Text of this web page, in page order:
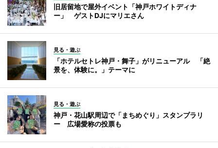
旧居留地で屋外イベント「神戸ホワイトディナ
ー」 ゲストDJにマリエさん
見る・遊ぶ
「ホテルセトレ神戸・舞子」がリニューアル 「絶
景を、体験に。」テーマに
見る・遊ぶ
神戸・花山駅周辺で「まちめぐり」スタンプラリ
ー 広場愛称の投票も